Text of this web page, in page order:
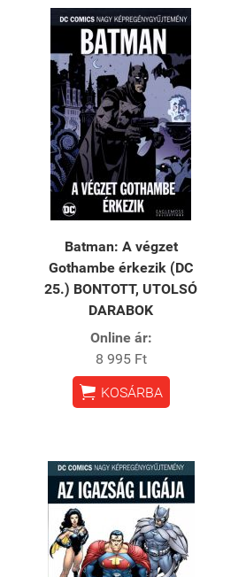
Batman: ​A végzet
Gothambe érkezik (DC
25.) BONTOTT, UTOLSÓ
DARABOK
Online ár:
8 995 Ft
 KOSÁRBA